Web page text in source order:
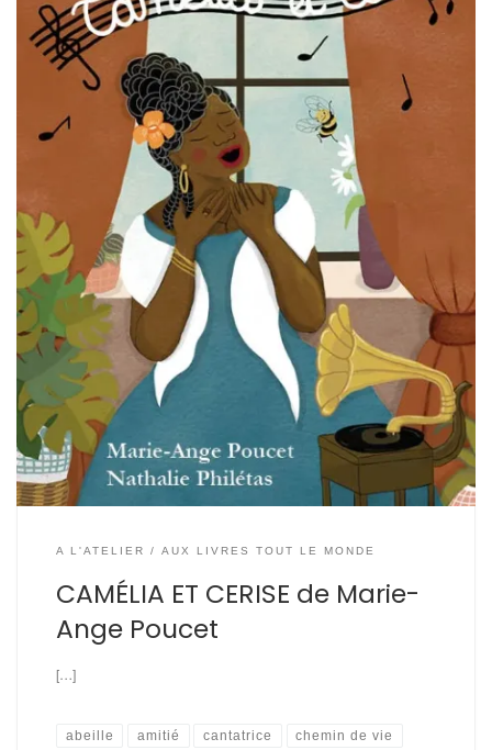
A L'ATELIER AUX LIVRES TOUT LE MONDE
CAMÉLIA ET CERISE de Marie-
Ange Poucet
[…]
abeille amitié cantatrice chemin de vie